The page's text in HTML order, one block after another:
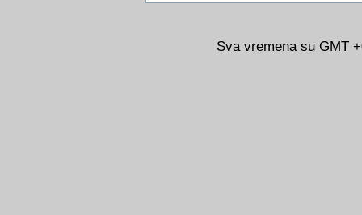
Sva vremena su GMT